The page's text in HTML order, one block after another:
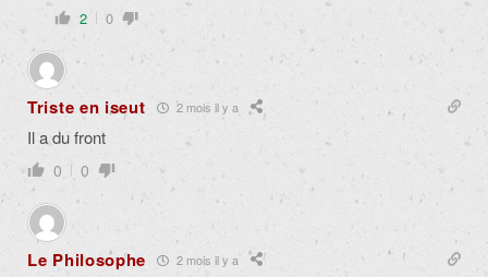
2 0
Triste en iseut 2 mois il y a
Il a du front
0 0
Le Philosophe 2 mois il y a